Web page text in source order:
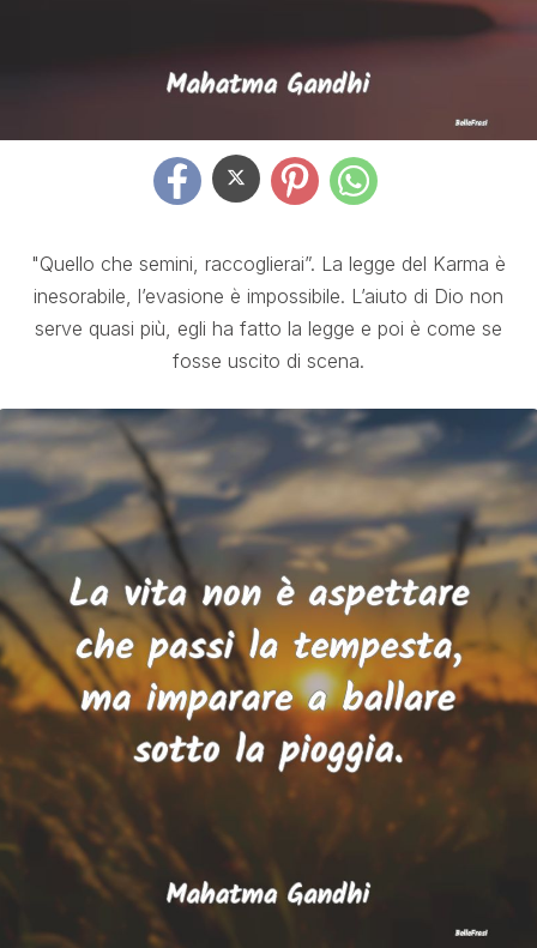
"Quello che semini, raccoglierai”. La legge del Karma è
inesorabile, l’evasione è impossibile. L’aiuto di Dio non
serve quasi più, egli ha fatto la legge e poi è come se
fosse uscito di scena.